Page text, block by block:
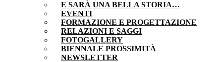
E SARÀ UNA BELLA STORIA…
EVENTI
FORMAZIONE E PROGETTAZIONE
RELAZIONI E SAGGI
FOTOGALLERY
BIENNALE PROSSIMITÀ
NEWSLETTER